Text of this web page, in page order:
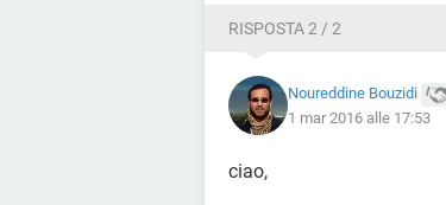
RISPOSTA 2 / 2
Noureddine Bouzidi
1 mar 2016 alle 17:53
ciao,